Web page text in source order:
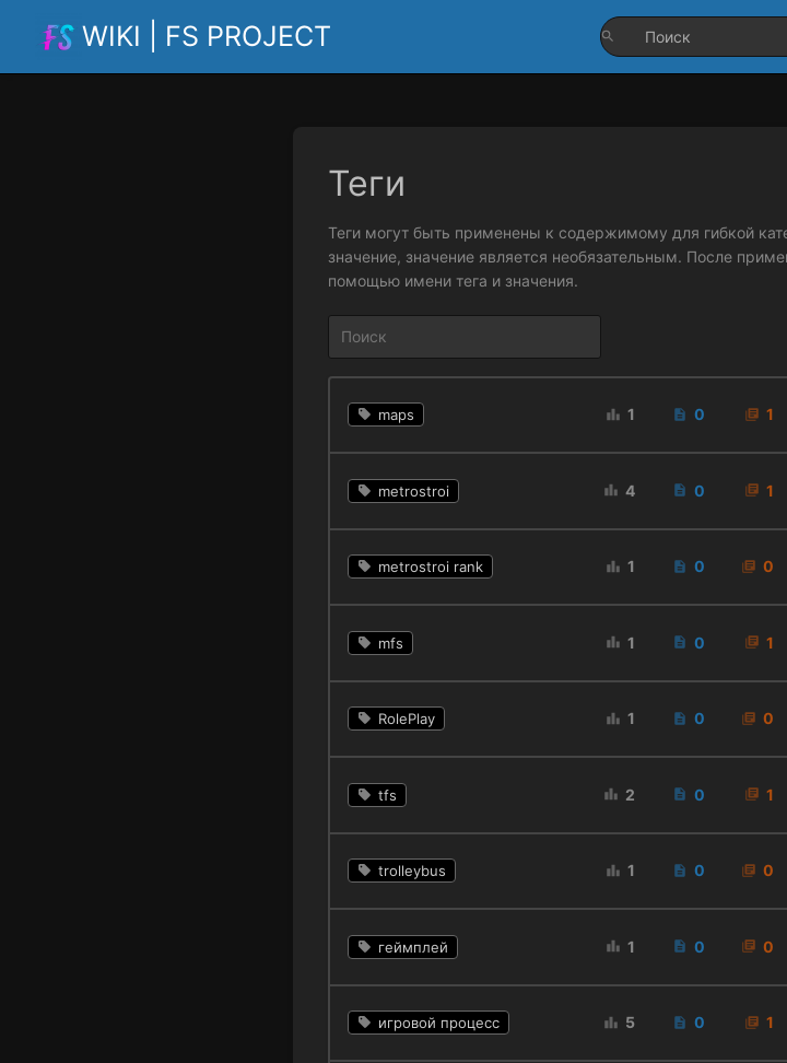
WIKI | FS PROJECT
Теги
Теги могут быть применены к содержимому для гибкой
значение, значение является необязательным. После
помощью имени тега и значения.
maps 1 0 1
metrostroi 4 0 1
metrostroi rank 1 0 0
mfs 1 0 1
RolePlay 1 0 0
tfs 2 0 1
trolleybus 1 0 0
геймплей 1 0 0
игровой процесс 5 0 1